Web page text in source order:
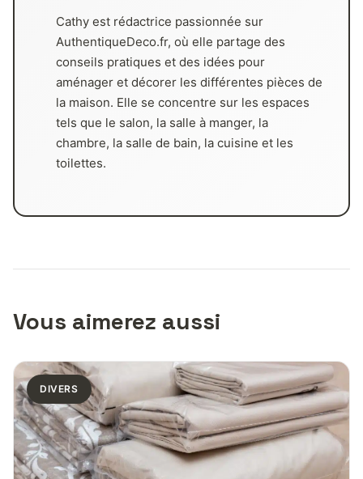
Cathy est rédactrice passionnée sur
AuthentiqueDeco.fr, où elle partage des
conseils pratiques et des idées pour
aménager et décorer les différentes pièces de
la maison. Elle se concentre sur les espaces
tels que le salon, la salle à manger, la
chambre, la salle de bain, la cuisine et les
toilettes.
Vous aimerez aussi
DIVERS